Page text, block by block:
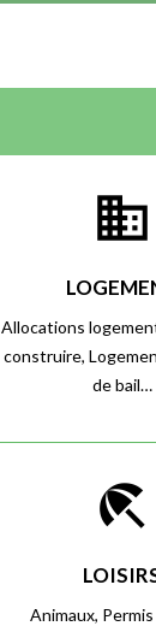
domain
Allocations
construire,
de bail…
beach_access
Animaux,